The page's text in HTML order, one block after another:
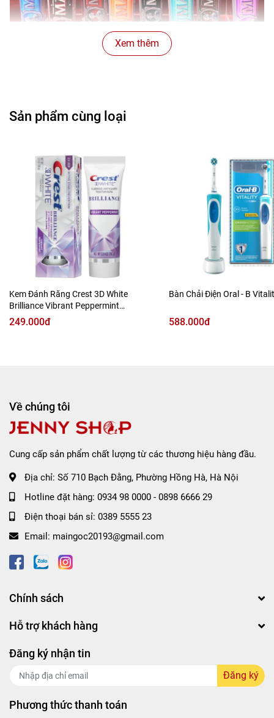
ngày, không làm tổn thương nướu và lợi, còn làm răng
thêm chắc khoẻ, hơi thở luôn thơm mát.
Marvis làm sạch mảng bám tích tụ lâu ngày, răng sáng lên
đỉnh cao, cả thể giới phải thán phục ý chứ. Dùng rồi mới
thảo dược, không phải kiểu mùi
ng nghiệp nhé mọi
Xem thêm
Sản phẩm cùng loại
Kem Đánh Răng Crest 3D White
Brilliance Vibrant Peppermint
Toothpaste 130g
249.000đ
Bàn Chải Điện Oral - B
588.000đ
Về chúng tôi
Cung cấp sản phẩm chất lượng từ các thương hiệu hàng đầu.
Địa chỉ: Số 710 Bạch Đằng, Phường Hồng Hà, Hà Nội
Hotline đặt hàng: 0934 98 0000 - 0898 6666 29
Điện thoại bán sỉ: 0389 5555 23
Email: maingoc20193@gmail.com
Chính sách
Hỗ trợ khách hàng
Đăng ký nhận tin
Đăng ký
Phương thức thanh toán